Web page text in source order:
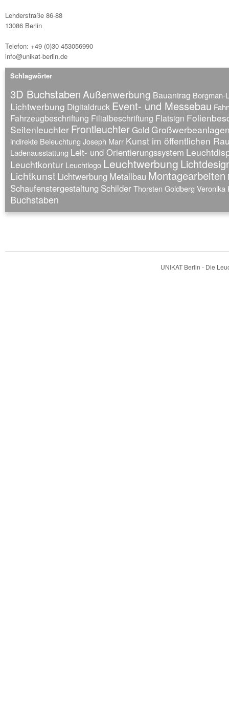
Lehderstraße 86-88
13086 Berlin
Telefon: +49 (0)30 453056990
info@unikat-berlin.de
Schlagwörter
3D Buchstaben Außenwerbung Bauantrag Borgman-
Lichtwerbung Digitaldruck Event- und Messebau
Fahrzeugbeschriftung Filialbeschriftung Flatsign
Seitenleuchter FrontleuchterGold
indirekte Beleuchtung Joseph Marr Kunst im öffentlichen
Ladenausstattung Leit- und Orientierungssystem
Leuchtkontur Leuchtlogo Leuchtwerbung
Lichtkunst Lichtwerbung Metallbau Montagearbeiten
Schaufenstergestaltung SchilderThorsten Goldberg Veronika
Buchstaben
UNIKAT Berlin - Die